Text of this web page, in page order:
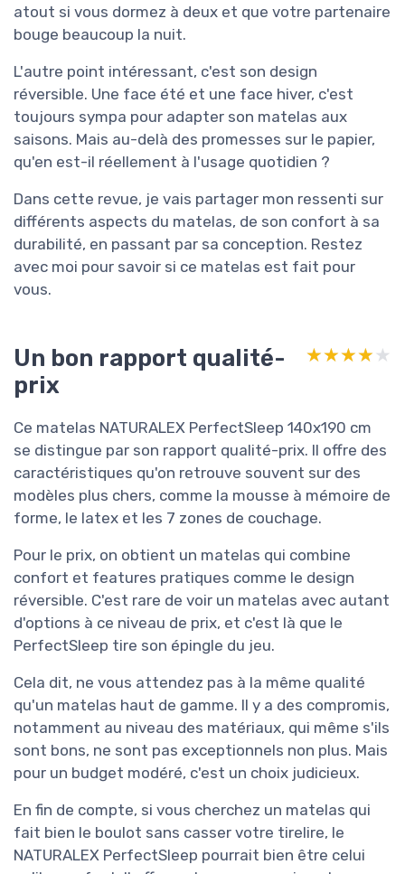
atout si vous dormez à deux et que votre partenaire
bouge beaucoup la nuit.
L'autre point intéressant, c'est son design
réversible. Une face été et une face hiver, c'est
toujours sympa pour adapter son matelas aux
saisons. Mais au-delà des promesses sur le papier,
qu'en est-il réellement à l'usage quotidien ?
Dans cette revue, je vais partager mon ressenti sur
différents aspects du matelas, de son confort à sa
durabilité, en passant par sa conception. Restez
avec moi pour savoir si ce matelas est fait pour
vous.
Un bon rapport qualité-
prix
★★★★★
★★★★★
Ce matelas NATURALEX PerfectSleep 140x190 cm
se distingue par son rapport qualité-prix. Il offre des
caractéristiques qu'on retrouve souvent sur des
modèles plus chers, comme la mousse à mémoire de
forme, le latex et les 7 zones de couchage.
Pour le prix, on obtient un matelas qui combine
confort et features pratiques comme le design
réversible. C'est rare de voir un matelas avec autant
d'options à ce niveau de prix, et c'est là que le
PerfectSleep tire son épingle du jeu.
Cela dit, ne vous attendez pas à la même qualité
qu'un matelas haut de gamme. Il y a des compromis,
notamment au niveau des matériaux, qui même s'ils
sont bons, ne sont pas exceptionnels non plus. Mais
pour un budget modéré, c'est un choix judicieux.
En fin de compte, si vous cherchez un matelas qui
fait bien le boulot sans casser votre tirelire, le
NATURALEX PerfectSleep pourrait bien être celui